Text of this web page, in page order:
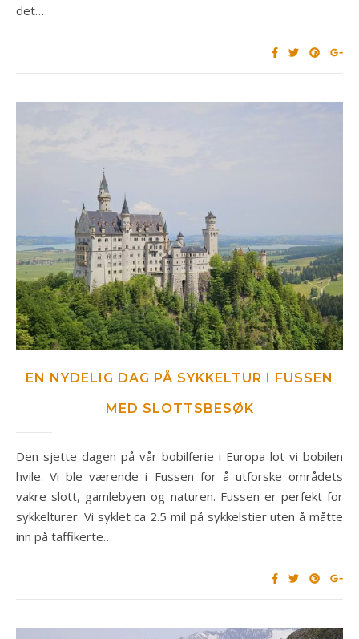
det…
EN NYDELIG DAG PÅ SYKKELTUR I FUSSEN
MED SLOTTSBESØK
Den sjette dagen på vår bobilferie i Europa lot vi bobilen
hvile. Vi ble værende i Fussen for å utforske områdets
vakre slott, gamlebyen og naturen. Fussen er perfekt for
sykkelturer. Vi syklet ca 2.5 mil på sykkelstier uten å måtte
inn på taffikerte…